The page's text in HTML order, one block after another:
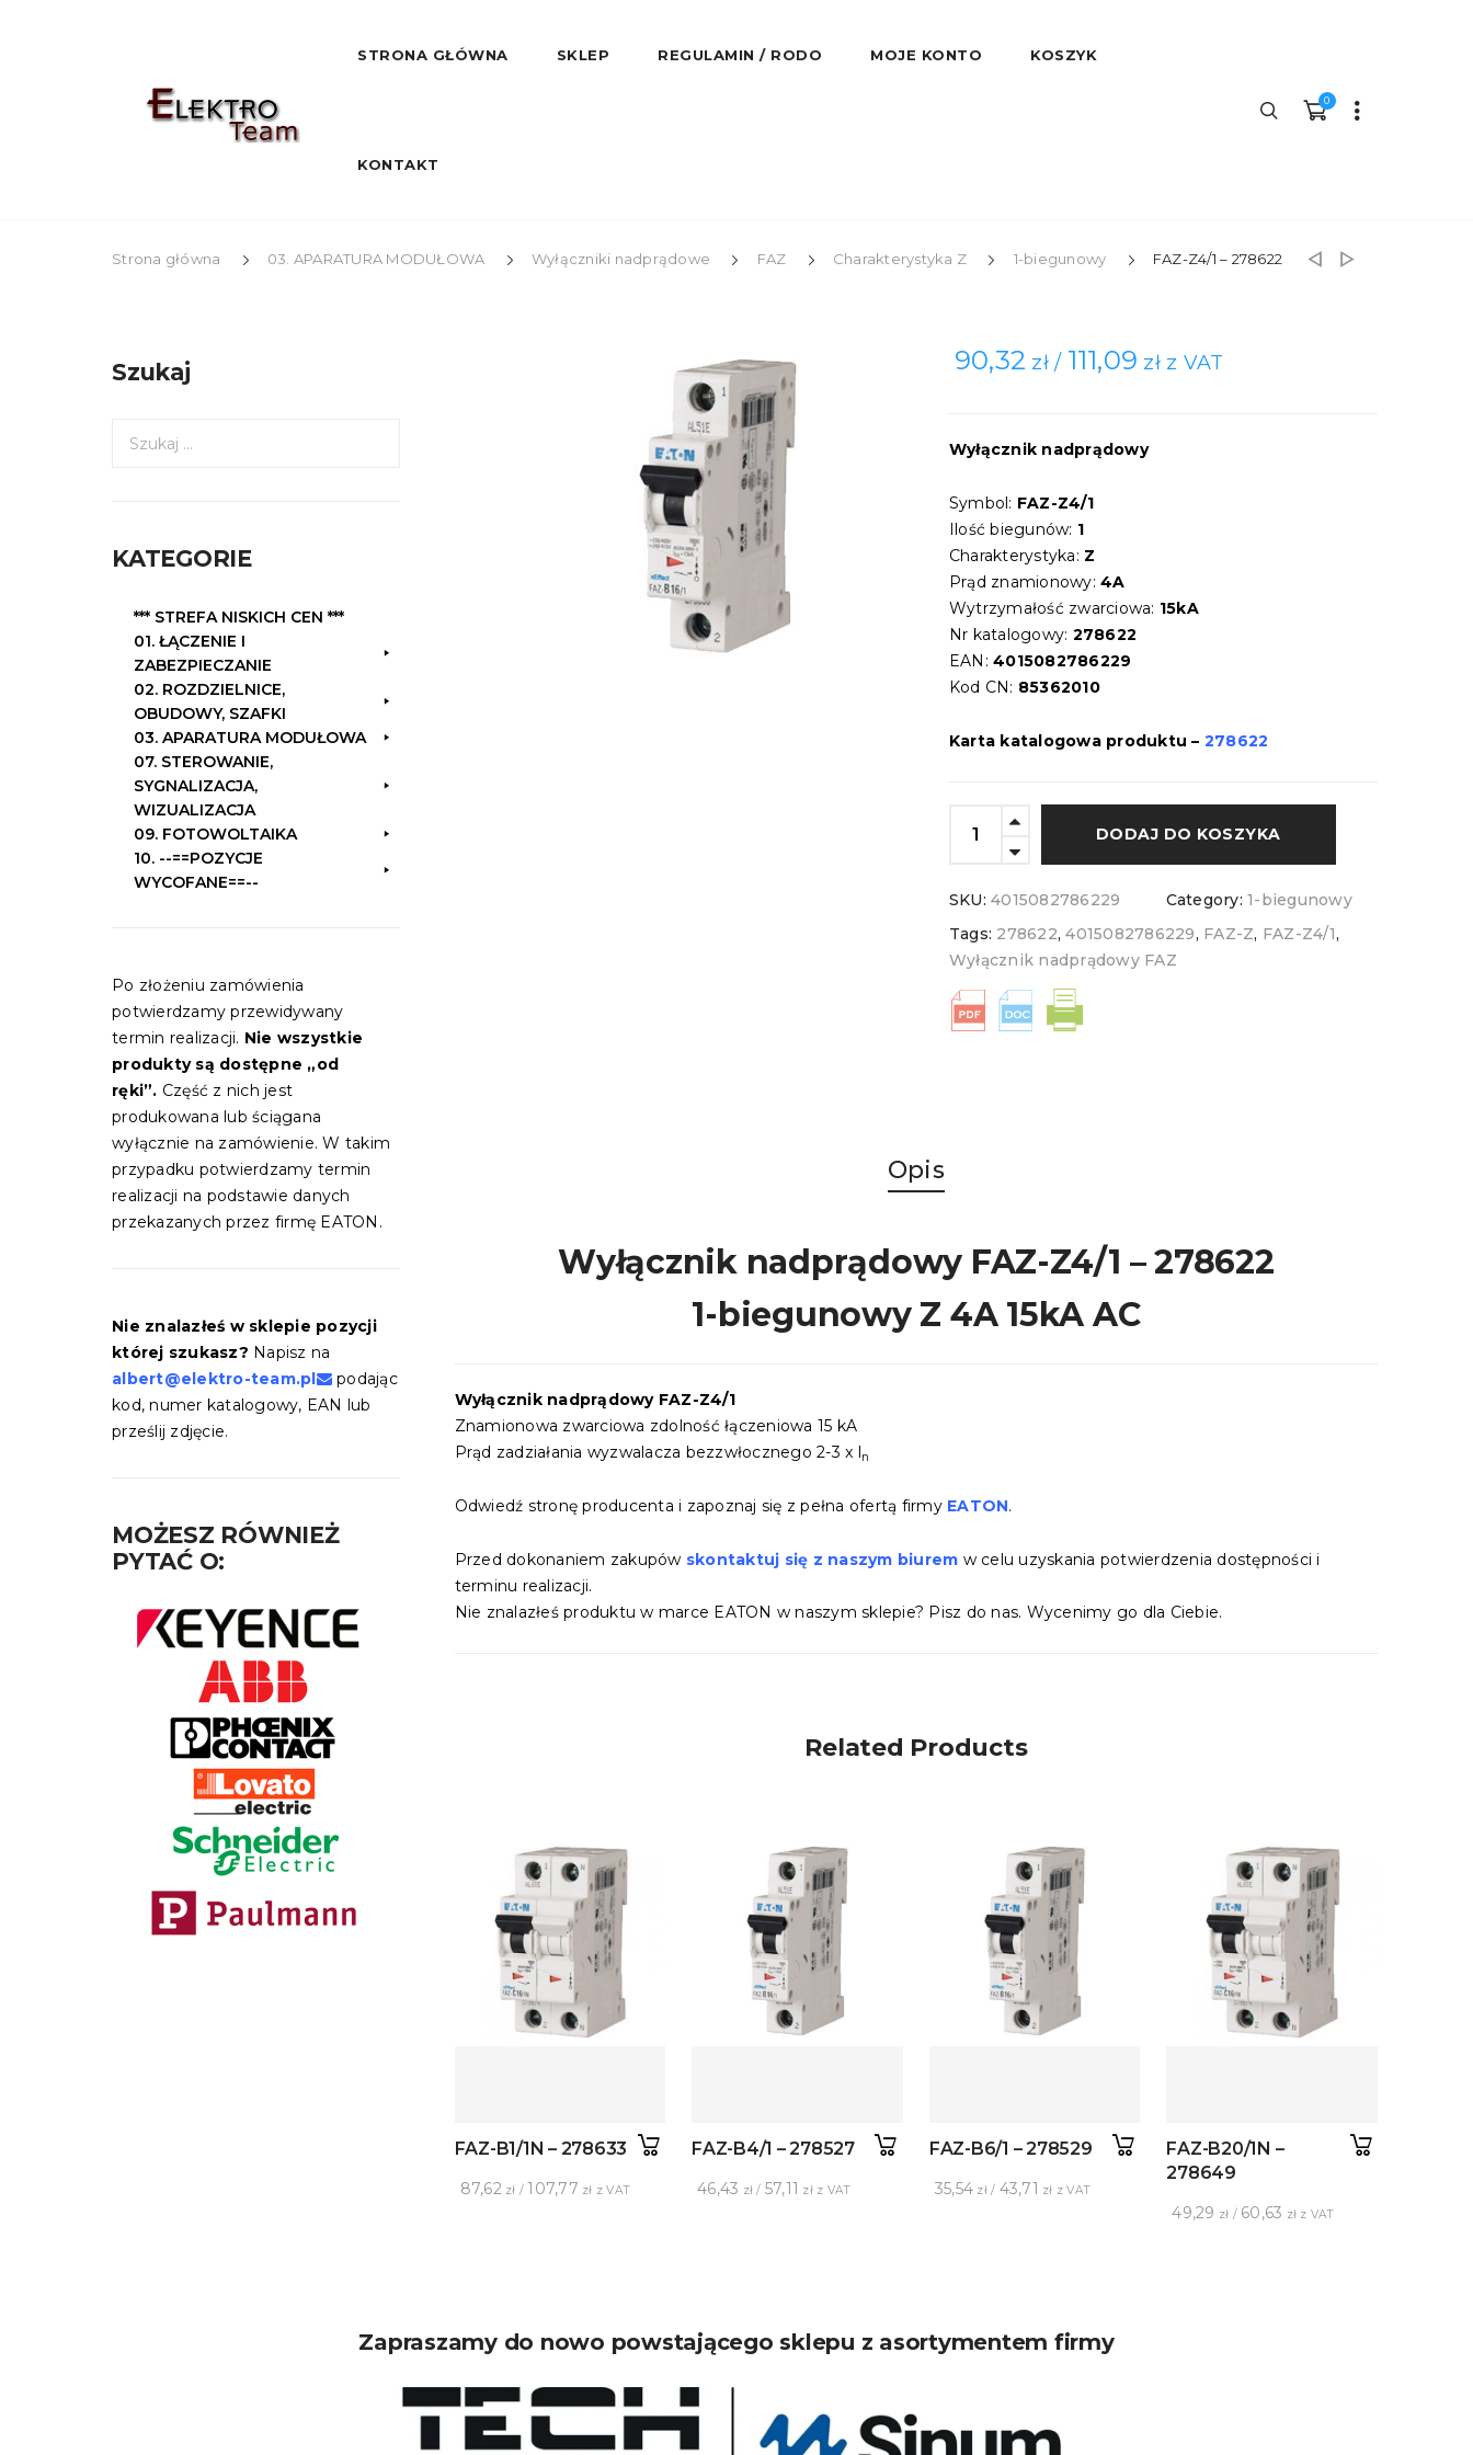
STRONA GŁÓWNA SKLEP REGULAMIN / RODO MOJE KONTO KOSZYK
KONTAKT
0
Strona główna 03. APARATURA MODUŁOWA Wyłączniki nadprądowe FAZ Charakterystyka Z 1-biegunowy FAZ-Z4/1 – 278622
Szukaj
jKATEGORIE
*** STREFA NISKICH CEN ***
01. ŁĄCZENIE I
ZABEZPIECZANIE
02. ROZDZIELNICE,
OBUDOWY, SZAFKI
03. APARATURA MODUŁOWA
07. STEROWANIE,
SYGNALIZACJA,
WIZUALIZACJA
09. FOTOWOLTAIKA
10. --==POZYCJE
WYCOFANE==--
Po złożeniu zamówienia
potwierdzamy przewidywany
termin realizacji. Nie wszystkie
produkty są dostępne „od
ręki”. Część z nich jest
produkowana lub ściągana
wyłącznie na zamówienie. W takim
przypadku potwierdzamy termin
realizacji na podstawie danych
przekazanych przez firmę EATON.
Nie znalazłeś w sklepie pozycji
której szukasz? Napisz na
albert@elektro-team.pl
podając
kod, numer katalogowy, EAN lub
prześlij zdjęcie.
MOŻESZ RÓWNIEŻ
PYTAĆ O:
90,32 zł / 111,09 zł z VAT
Wyłącznik nadprądowy
Symbol: FAZ-Z4/1
Ilość biegunów: 1
Charakterystyka: Z
Prąd znamionowy: 4A
Wytrzymałość zwarciowa: 15kA
Nr katalogowy: 278622
EAN: 4015082786229
Kod CN: 85362010
Karta katalogowa produktu – 278622
DODAJ DO KOSZYKA
SKU: 4015082786229 Category: 1-biegunowy
Tags: 278622,4015082786229, FAZ-Z, FAZ-Z4/1,
Wyłącznik nadprądowy FAZ
Opis
Wyłącznik nadprądowy FAZ-Z4/1 – 278622
1-biegunowy Z 4A 15kA AC
Wyłącznik nadprądowy FAZ-Z4/1
Znamionowa zwarciowa zdolność łączeniowa 15 kA
Prąd zadziałania wyzwalacza bezzwłocznego 2-3 x ln
Odwiedź stronę producenta i zapoznaj się z pełna ofertą firmy EATON.
Przed dokonaniem zakupów skontaktuj się z naszym biurem w celu uzyskania potwierdzenia dostępności i
terminu realizacji.
Nie znalazłeś produktu w marce EATON w naszym sklepie? Pisz do nas. Wycenimy go dla Ciebie.
Related Products
FAZ-B1/1N – 278633
87,62zł / 107,77 zł z VAT
FAZ-B4/1 – 278527
46,43 zł / 57,11 zł z VAT
FAZ-B6/1 – 278529
35,54 zł / 43,71 zł z VAT
FAZ-B20/1N –
278649
49,29 zł / 60,63 zł z VAT
Zapraszamy do nowo powstającego sklepu z asortymentem firmy